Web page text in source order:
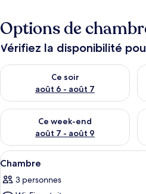
Options de
Vérifiez la disponibilité
Ce soir
août 6 - août 7
Vérifier la disponibilité pour ce
Ce week-end
août 7 - août 9
Vérifier la disponibilité pour ce
Afficher
toutes
les
19
Chambre
3 personnes